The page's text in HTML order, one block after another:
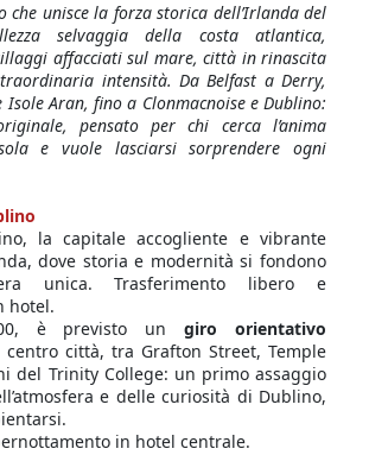
che unisce la forza storica dell’Irlanda del
selvaggia della costa atlantica,
affacciati sul mare, città in rinascita
intensità. Da Belfast a Derry,
Aran, fino a Clonmacnoise e Dublino:
pensato per chi cerca l’anima
e vuole lasciarsi sorprendere ogni
la capitale accogliente e vibrante
dove storia e modernità si fondono
unica. Trasferimento libero e
hotel.
è previsto ungiro orientativo
centro città, tra Grafton Street, Temple
del Trinity College: un primo assaggio
e delle curiosità di Dublino,
in hotel centrale.